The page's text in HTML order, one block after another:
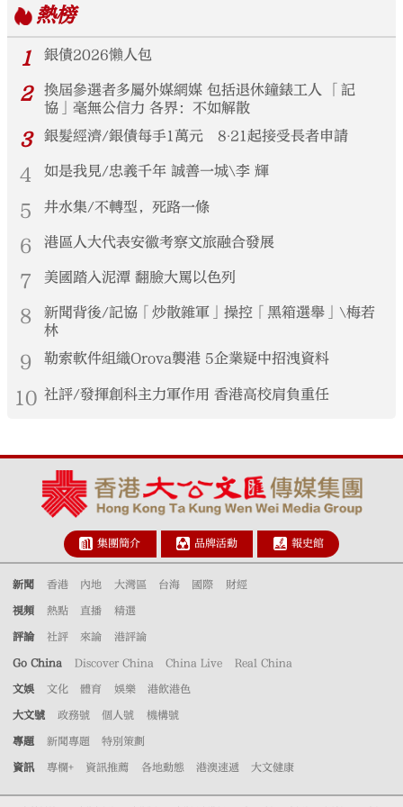
熱榜
1
銀債2026懶人包
2
換屆參選者多屬外媒網媒 包括退休鐘錶工人 「記
協」毫無公信力 各界：不如解散
3 銀髮經濟/銀債每手1萬元 8‧21起接受長者申請
4 如是我見/忠義千年 誠善一城\李 輝
5 井水集/不轉型，死路一條
6 港區人大代表安徽考察文旅融合發展
7 美國踏入泥潭 翻臉大罵以色列
8
新聞背後/記協「炒散雜軍」操控「黑箱選舉」\梅若
林
9 勒索軟件組織Orova襲港 5企業疑中招洩資料
10 社評/發揮創科主力軍作用 香港高校肩負重任
集團簡介 品牌活動 報史館
新聞 香港 內地 大灣區 台海 國際 財經
視頻 熱點 直播 精選
評論 社評 來論 港評論
Go China Discover China China Live Real China
文娛 文化 體育 娛樂 港飲港色
大文號 政務號 個人號 機構號
專題 新聞專題 特別策劃
資訊 專欄+ 資訊推薦 各地動態 港澳速遞 大文健康